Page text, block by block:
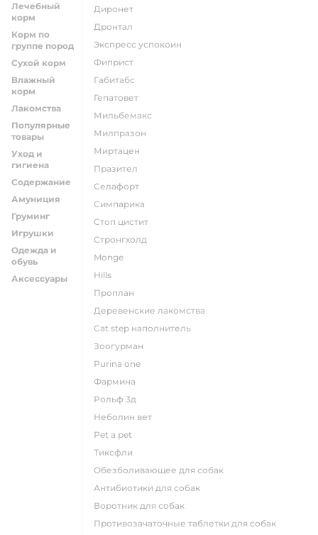
Лечебный
корм
Корм по
группе пород
Сухой корм
Влажный
корм
Лакомства
Популярные
товары
Уход и
гигиена
Содержание
Амуниция
Груминг
Игрушки
Одежда и
обувь
Аксессуары
диронет
дронтал
экспресс успокоин
фиприст
габитабс
гепатовет
мильбемакс
милпразон
миртацен
празител
селафорт
симпарика
стоп цистит
стронгхолд
monge
hills
проплан
деревенские лакомства
cat step наполнитель
зоогурман
purina one
фармина
рольф 3д
неболин вет
pet a pet
тиксфли
обезболивающее для собак
антибиотики для собак
воротник для собак
противозачаточные таблетки для собак